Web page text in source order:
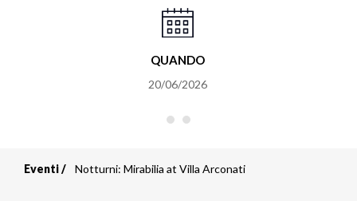
QUANDO
20/06/2026
Eventi Notturni: Mirabilia at Villa Arconati